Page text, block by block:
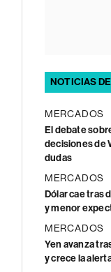
NOTICIAS
MERCADOS
El debate
decisiones de
dudas
MERCADOS
Dólar cae tras
y menor
MERCADOS
Yen avanza
y crece la